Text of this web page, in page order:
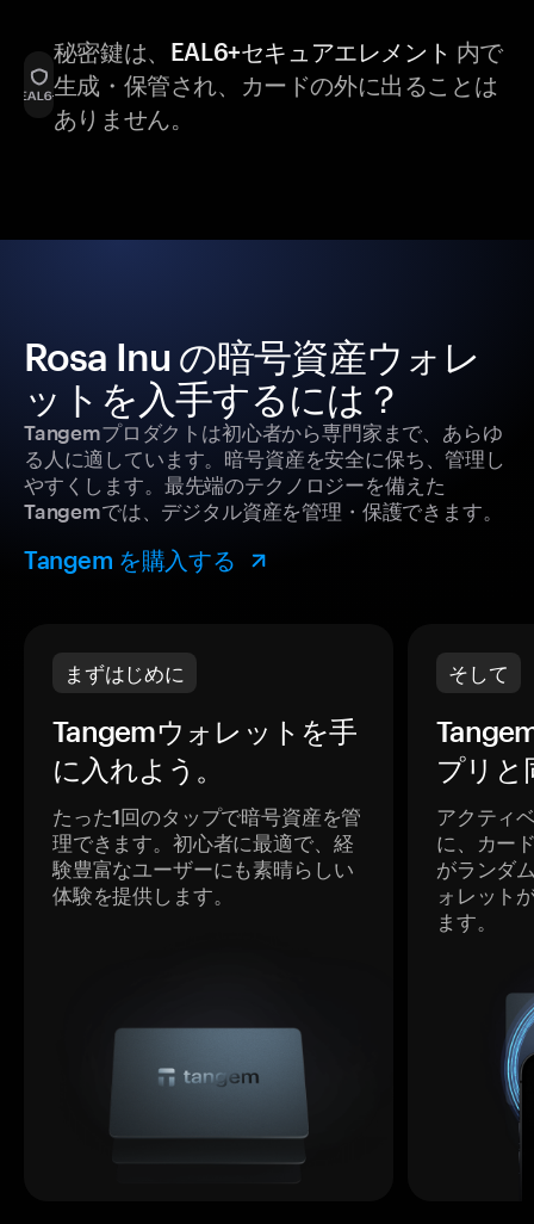
秘密鍵は、 EAL6+セキュアエレメント 内で
生成・保管され、カードの外に出ることは
ありません。
Rosa Inu の暗号資産ウォレ
ットを入手するには？
Tangemプロダクトは初心者から専門家まで、あらゆ
る人に適しています。暗号資産を安全に保ち、管理し
やすくします。最先端のテクノロジーを備えた
Tangemでは、デジタル資産を管理・保護できます。
Tangem を購入する
まずはじめに
Tangemウォレットを手
に入れよう。
たった1回のタップで暗号資産を管
理できます。初心者に最適で、経
験豊富なユーザーにも素晴らしい
体験を提供します。
そして
プリと
アクティ
に、カー
がランダ
ォレット
ます。